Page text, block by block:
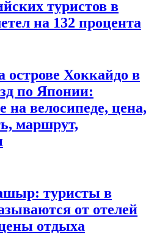
туристов в
на 132 процента
острове Хоккайдо в
по Японии:
на велосипеде, цена,
маршрут,
туристы в
от отелей
отдыха